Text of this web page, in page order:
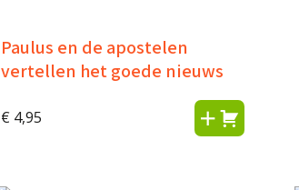
Paulus en de apostelen
vertellen het goede nieuws
€ 4,95